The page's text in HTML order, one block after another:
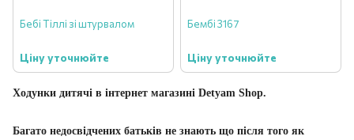
Бебі Тіллі зі штурвалом
Ціну уточнюйте
Бембі 3167
Ціну уточнюйте
Ходунки дитячі в інтернет магазині Detyam Shop.
Багато недосвідчених батьків не знають що після того як